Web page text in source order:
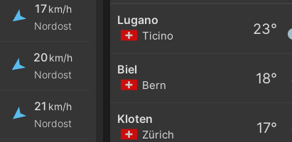
17 km/h
Nordost
20km/h
Nordost
21 km/h
Nordost
Lugano
Ticino 23°
Biel
Bern 18°
Kloten
Zürich 17°